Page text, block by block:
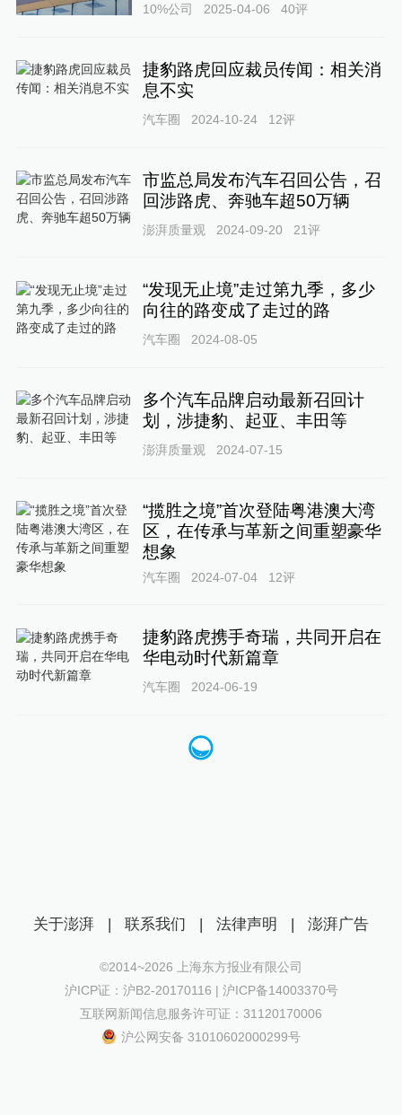
10%公司 2025-04-06 40评
捷豹路虎回应裁员传闻：相关消
息不实
汽车圈 2024-10-24 12评
市监总局发布汽车召回公告，召
回涉路虎、奔驰车超50万辆
澎湃质量观 2024-09-20 21评
“发现无止境”走过第九季，多少
向往的路变成了走过的路
汽车圈 2024-08-05
多个汽车品牌启动最新召回计
划，涉捷豹、起亚、丰田等
澎湃质量观 2024-07-15
“揽胜之境”首次登陆粤港澳大湾
区，在传承与革新之间重塑豪华
想象
汽车圈 2024-07-04 12评
捷豹路虎携手奇瑞，共同开启在
华电动时代新篇章
汽车圈 2024-06-19
关于澎湃 | 联系我们 | 法律声明 | 澎湃广告
©2014~2026 上海东方报业有限公司
沪ICP证：沪B2-20170116 | 沪ICP备14003370号
互联网新闻信息服务许可证：31120170006
沪公网安备 31010602000299号